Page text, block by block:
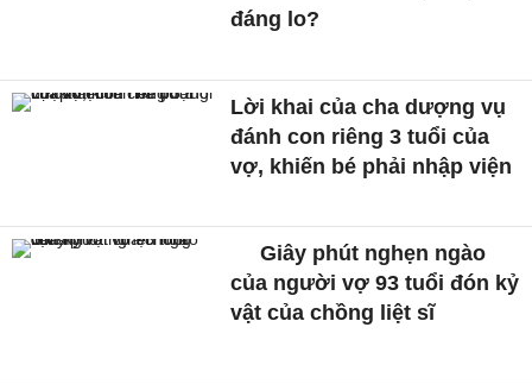
đáng lo?
Lời khai của cha dượng vụ
đánh con riêng 3 tuổi của
vợ, khiến bé phải nhập viện
Giây phút nghẹn ngào
của người vợ 93 tuổi đón kỷ
vật của chồng liệt sĩ